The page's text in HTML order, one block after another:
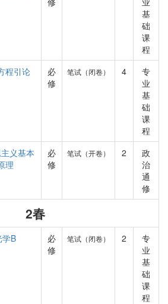
基
础
课
程
程引论
必
修
笔试（闭卷） 4
专
业
基
础
课
程
义基本
理
必
修
笔试（开卷） 2
政
治
通
修
2春
学B
必
修
笔试（闭卷） 2
专
业
基
础
课
程